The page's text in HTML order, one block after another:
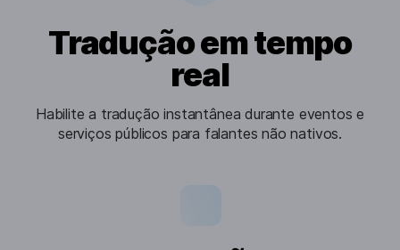
Tradução em tempo
real
Habilite a tradução instantânea durante eventos e
serviços públicos para falantes não nativos.